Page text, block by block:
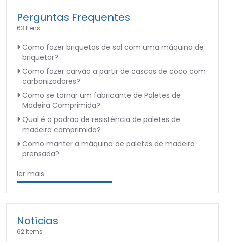
Perguntas Frequentes
63 Itens
Como fazer briquetas de sal com uma máquina de
briquetar?
Como fazer carvão a partir de cascas de coco com
carbonizadores?
Como se tornar um fabricante de Paletes de
Madeira Comprimida?
Qual é o padrão de resistência de paletes de
madeira comprimida?
Como manter a máquina de paletes de madeira
prensada?
ler mais
Notícias
62 Items